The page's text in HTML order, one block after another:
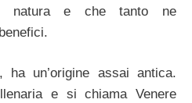
natura e che tanto ne
ha un’origine assai antica.
e si chiama Venere